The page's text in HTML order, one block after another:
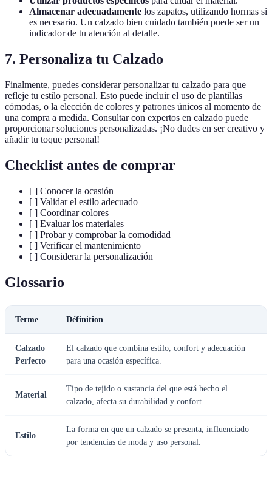
Almacenar adecuadamente los zapatos, utilizando hormas si
es necesario. Un calzado bien cuidado también puede ser un
indicador de tu atención al detalle.
7. Personaliza tu Calzado
Finalmente, puedes considerar personalizar tu calzado para que
refleje tu estilo personal. Esto puede incluir el uso de plantillas
cómodas, o la elección de colores y patrones únicos al momento de
una compra a medida. Consultar con expertos en calzado puede
proporcionar soluciones personalizadas. ¡No dudes en ser creativo y
añadir tu toque personal!
Checklist antes de comprar
[ ] Conocer la ocasión
[ ] Validar el estilo adecuado
[ ] Coordinar colores
[ ] Evaluar los materiales
[ ] Probar y comprobar la comodidad
[ ] Verificar el mantenimiento
[ ] Considerar la personalización
Glossario
Terme Définition
Calzado
Perfecto
El calzado que combina estilo, confort y adecuación
para una ocasión específica.
Material
Tipo de tejido o sustancia del que está hecho el
calzado, afecta su durabilidad y confort.
Estilo
La forma en que un calzado se presenta, influenciado
por tendencias de moda y uso personal.